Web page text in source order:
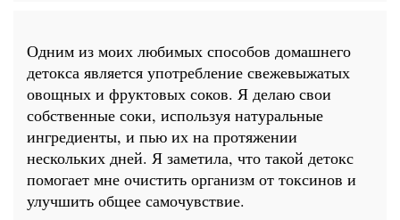
Одним из моих любимых способов домашнего
детокса является употребление свежевыжатых
овощных и фруктовых соков. Я делаю свои
собственные соки, используя натуральные
ингредиенты, и пью их на протяжении
нескольких дней. Я заметила, что такой детокс
помогает мне очистить организм от токсинов и
улучшить общее самочувствие.